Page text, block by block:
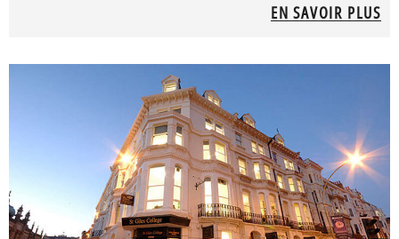
EN SAVOIR PLUS